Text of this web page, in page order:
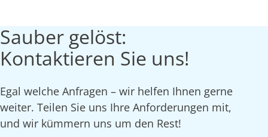
Sauber gelöst:
Kontaktieren Sie uns!
Egal welche Anfragen – wir helfen Ihnen gerne
weiter. Teilen Sie uns Ihre Anforderungen mit,
und wir kümmern uns um den Rest!